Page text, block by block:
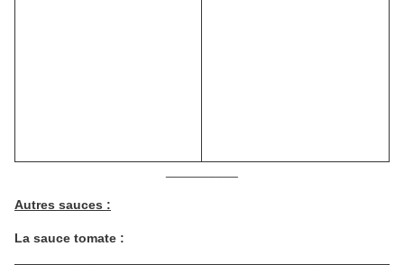
Autres sauces :
La sauce tomate :